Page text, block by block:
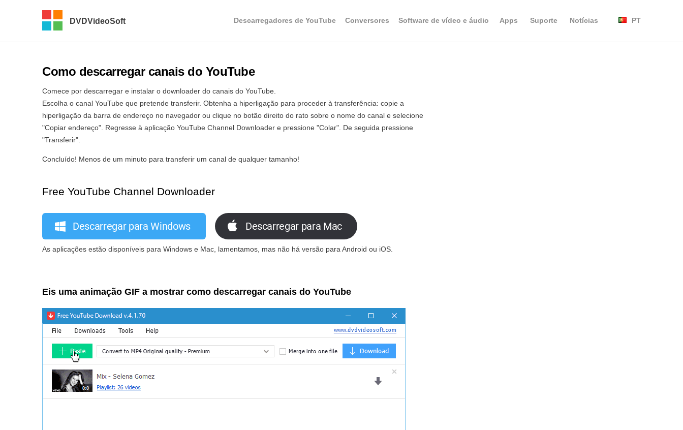
DVDVideoSoft Descarregadores de YouTube Conversores Software de vídeo e áudio Apps Suporte Notícias PT
Como descarregar canais do YouTube
Comece por descarregar e instalar o downloader do canais do YouTube.
Escolha o canal YouTube que pretende transferir. Obtenha a hiperligação para proceder à transferência: copie a
hiperligação da barra de endereço no navegador ou clique no botão direito do rato sobre o nome do canal e selecione
"Copiar endereço". Regresse à aplicação YouTube Channel Downloader e pressione "Colar". De seguida pressione
"Transferir".
Concluído! Menos de um minuto para transferir um canal de qualquer tamanho!
Free YouTube Channel Downloader
Descarregar para Windows Descarregar para Mac
As aplicações estão disponíveis para Windows e Mac, lamentamos, mas não há versão para Android ou iOS.
Eis uma animação GIF a mostrar como descarregar canais do YouTube